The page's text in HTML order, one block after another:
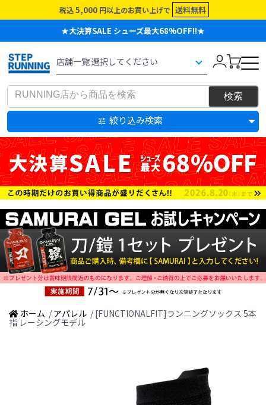
税込 5,000 円以上のお買い上げで 送料無料
★大決算SALE シューズ最大68%OFF!!★
絞り込み検索
ホーム / アパレル / [FUNCTIONALFIT]ランニングソックス 5本
指 レーシングモデル